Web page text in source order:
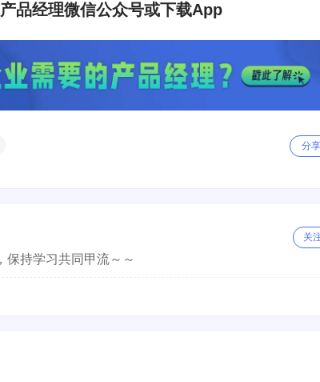
品经理微信公众号或下载App
分享
关
保持学习共同甲流～～